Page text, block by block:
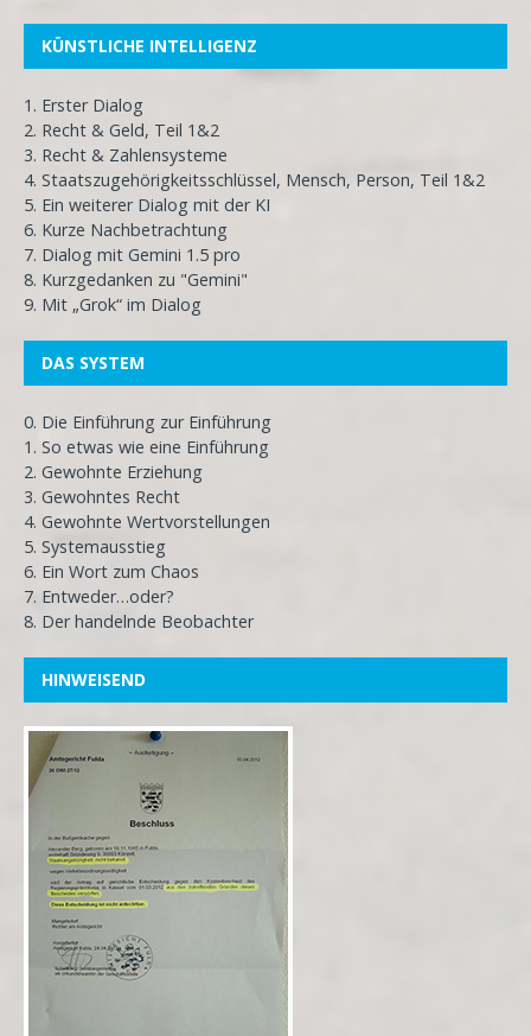
KÜNSTLICHE INTELLIGENZ
1. Erster Dialog
2. Recht & Geld, Teil 1&2
3. Recht & Zahlensysteme
4. Staatszugehörigkeitsschlüssel, Mensch, Person, Teil 1&2
5. Ein weiterer Dialog mit der KI
6. Kurze Nachbetrachtung
7. Dialog mit Gemini 1.5 pro
8. Kurzgedanken zu "Gemini"
9. Mit „Grok“ im Dialog
DAS SYSTEM
0. Die Einführung zur Einführung
1. So etwas wie eine Einführung
2. Gewohnte Erziehung
3. Gewohntes Recht
4. Gewohnte Wertvorstellungen
5. Systemausstieg
6. Ein Wort zum Chaos
7. Entweder…oder?
8. Der handelnde Beobachter
HINWEISEND